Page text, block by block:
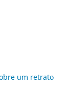
um retrato